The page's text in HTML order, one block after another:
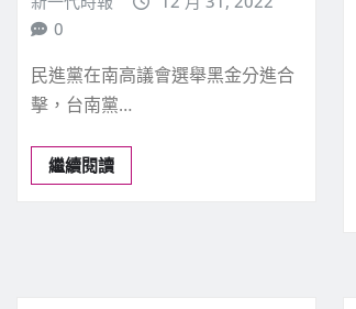
0
民進黨在南高議會選舉黑金分進合
擊，台南黨…
繼續閱讀